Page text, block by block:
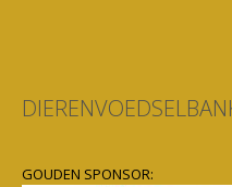
GOUDEN SPONSOR: